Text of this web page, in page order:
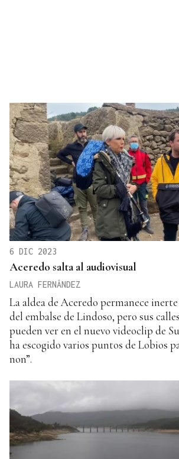
6 DIC 2023
Aceredo salta al audiovisual
LAURA FERNÁNDEZ
La aldea de Aceredo permanece
del embalse de Lindoso, pero sus
pueden ver en el nuevo videoclip de
ha escogido varios puntos de Lobios
non”.